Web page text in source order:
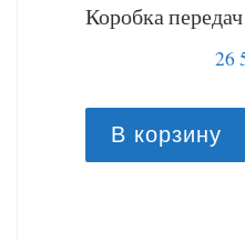
Коробка
26
В корзину